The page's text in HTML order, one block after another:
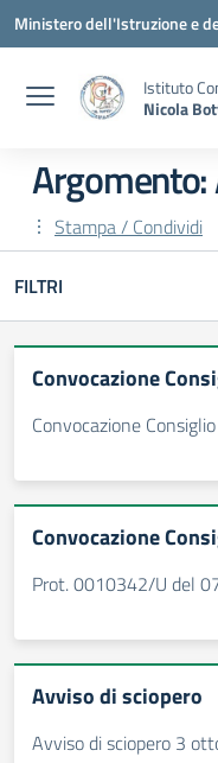
Vai ai contenuti
Vai al menu di navigazione
Vai al footer
Ministero dell'Istruzione e
Istituto
Nicola
Argomento:
Stampa / Condividi
FILTRI
Convocazione
Convocazione
Convocazione
Prot. 0010342/U del
Avviso di sciopero
Avviso di sciopero 3